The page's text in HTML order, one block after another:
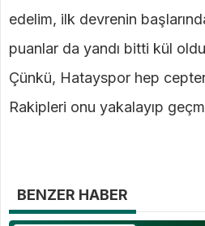
edelim, ilk devrenin
puanlar da yandı bitti kül
Çünkü, Hatayspor hep
Rakipleri onu yakalayıp
BENZER HABER